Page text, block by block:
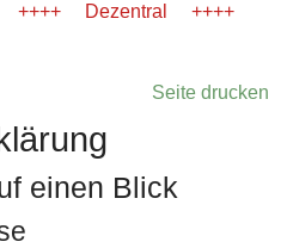
++++ Dezentral ++++
Seite drucken
einen Blick